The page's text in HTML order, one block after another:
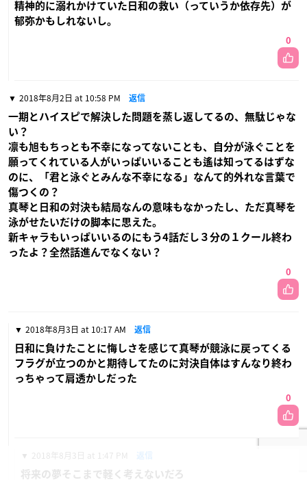
精神的に溺れかけていた日和の救い（っていうか依存先）が
郁弥かもしれないし。
0
2018年8月2日 at 10:58 PM 返信
一期とハイスピで解決した問題を蒸し返してるの、無駄じゃな
い？
凛も旭もちっとも不幸になってないことも、自分が泳ぐことを
願ってくれている人がいっぱいいることも遙は知ってるはずな
のに、「君と泳ぐとみんな不幸になる」なんて的外れな言葉で
傷つくの？
真琴と日和の対決も結局なんの意味もなかったし、ただ真琴を
泳がせたいだけの脚本に思えた。
新キャラもいっぱいいるのにもう4話だし３分の１クール終わ
ったよ？全然話進んでなくない？
0
2018年8月3日 at 10:17 AM 返信
日和に負けたことに悔しさを感じて真琴が競泳に戻ってくる
フラグが立つのかと期待してたのに対決自体はすんなり終わ
っちゃって肩透かしだった
0
2018年8月3日 at 1:47 PM 返信
将来の夢そこまで軽く考えないだろ